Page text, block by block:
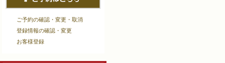
ご予約の確認・変更・取消
登録情報の確認・変更
お客様登録